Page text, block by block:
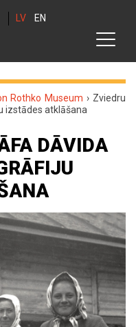
LV EN
Rothko Museum › Zviedru
izstādes atklāšana
DĀVIDA